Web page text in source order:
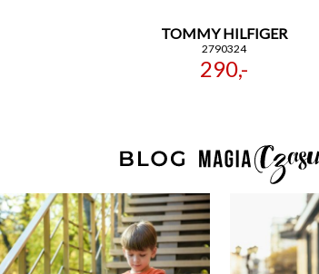
TOMMY HILFIGER
2790324
290,-